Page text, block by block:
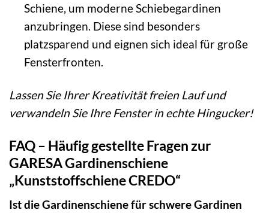
Schiene, um moderne Schiebegardinen
anzubringen. Diese sind besonders
platzsparend und eignen sich ideal für große
Fensterfronten.
Lassen Sie Ihrer Kreativität freien Lauf und
verwandeln Sie Ihre Fenster in echte Hingucker!
FAQ – Häufig gestellte Fragen zur
GARESA Gardinenschiene
„Kunststoffschiene CREDO“
Ist die Gardinenschiene für schwere Gardinen